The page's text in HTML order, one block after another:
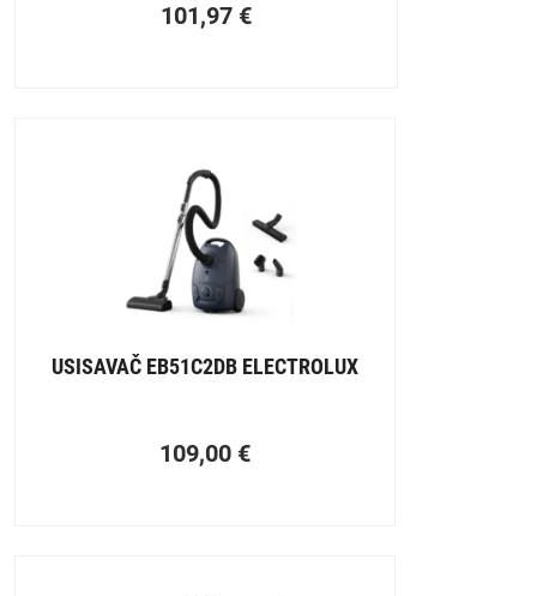
101,97 €
USISAVAČ EB51C2DB ELECTROLUX
109,00 €